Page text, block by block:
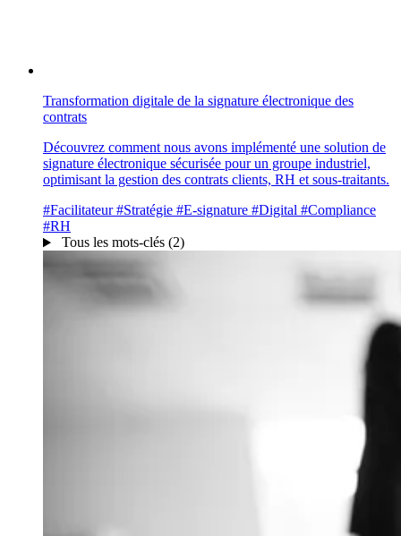
Transformation digitale de la signature électronique des
contrats
Découvrez comment nous avons implémenté une solution de
signature électronique sécurisée pour un groupe industriel,
optimisant la gestion des contrats clients, RH et sous-traitants.
#Facilitateur #Stratégie #E-signature #Digital #Compliance
#RH
Tous les mots-clés (2)